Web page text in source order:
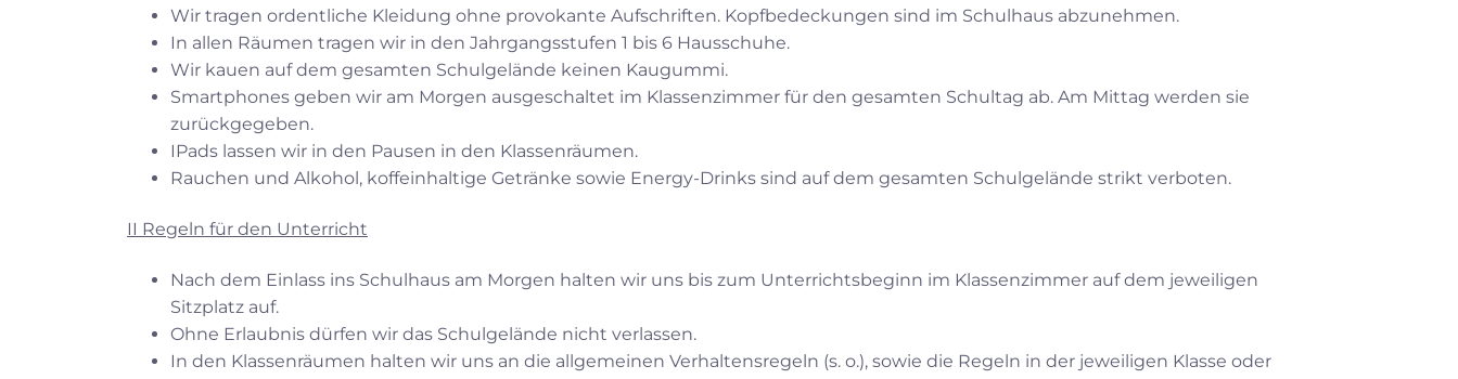
Wir tragen ordentliche Kleidung ohne provokante Aufschriften. Kopfbedeckungen sind im Schulhaus abzunehmen.
In allen Räumen tragen wir in den Jahrgangsstufen 1 bis 6 Hausschuhe.
Wir kauen auf dem gesamten Schulgelände keinen Kaugummi.
Smartphones geben wir am Morgen ausgeschaltet im Klassenzimmer für den gesamten Schultag ab. Am Mittag werden sie
zurückgegeben.
IPads lassen wir in den Pausen in den Klassenräumen.
Rauchen und Alkohol, koffeinhaltige Getränke sowie Energy-Drinks sind auf dem gesamten Schulgelände strikt verboten.
II Regeln für den Unterricht
Nach dem Einlass ins Schulhaus am Morgen halten wir uns bis zum Unterrichtsbeginn im Klassenzimmer auf dem jeweiligen
Sitzplatz auf.
Ohne Erlaubnis dürfen wir das Schulgelände nicht verlassen.
In den Klassenräumen halten wir uns an die allgemeinen Verhaltensregeln (s. o.), sowie die Regeln in der jeweiligen Klasse oder